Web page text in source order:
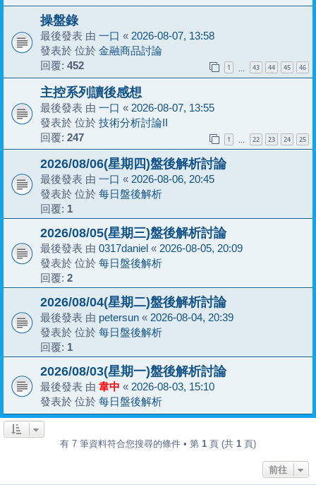
操盤錄
最後發表 由 一口 « 2026-08-07, 13:58
發表於 位於 金融商品討論
回覆: 452 1 43 44 45 46
主控系列讀後感想
最後發表 由 一口 « 2026-08-07, 13:55
發表於 位於 技術分析討論II
回覆: 247 1 … 22 23 24 25
2026/08/06(星期四)盤後解析討論
最後發表 由 一口 « 2026-08-06, 20:45
發表於 位於 每日盤後解析
回覆: 1
2026/08/05(星期三)盤後解析討論
最後發表 由 0317daniel « 2026-08-05, 20:09
發表於 位於 每日盤後解析
回覆: 2
2026/08/04(星期二)盤後解析討論
最後發表 由 petersun « 2026-08-04, 20:39
發表於 位於 每日盤後解析
回覆: 1
2026/08/03(星期一)盤後解析討論
最後發表 由 韋中 « 2026-08-03, 15:10
發表於 位於 每日盤後解析
有 7 筆資料符合您搜尋的條件 • 第 1 頁 (共 1 頁)
前往